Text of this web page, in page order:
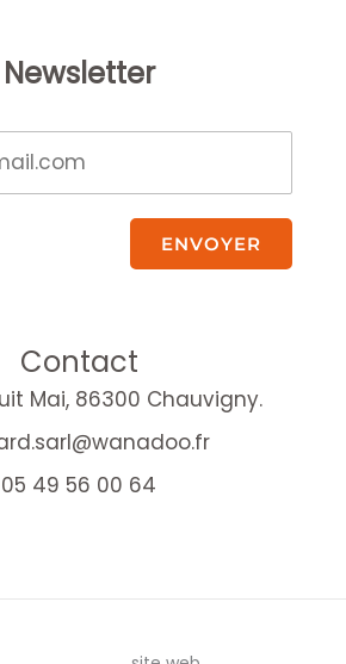
Newsletter
ENVOYER
Contact
Mai, 86300 Chauvigny.
05 49 56 00 64